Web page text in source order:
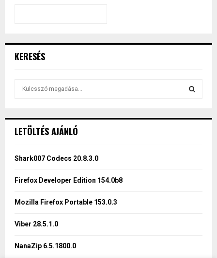
KERESÉS
h
o
:
LETÖLTÉS AJÁNLÓ
Shark007 Codecs 20.8.3.0
Firefox Developer Edition 154.0b8
Mozilla Firefox Portable 153.0.3
Viber 28.5.1.0
NanaZip 6.5.1800.0